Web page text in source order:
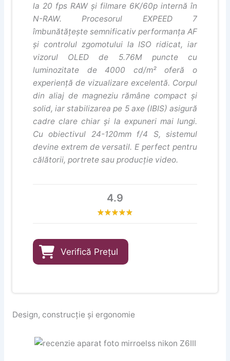
la 20 fps RAW și filmare 6K/60p internă în
N-RAW. Procesorul EXPEED 7
îmbunătățește semnificativ performanța AF
și controlul zgomotului la ISO ridicat, iar
vizorul OLED de 5.76M puncte cu
luminozitate de 4000 cd/m² oferă o
experiență de vizualizare excelentă. Corpul
din aliaj de magneziu rămâne compact și
solid, iar stabilizarea pe 5 axe (IBIS) asigură
cadre clare chiar și la expuneri mai lungi.
Cu obiectivul 24-120mm f/4 S, sistemul
devine extrem de versatil. E perfect pentru
călătorii, portrete sau producție video.
4.9
Verifică Prețul
Design, construcție și ergonomie